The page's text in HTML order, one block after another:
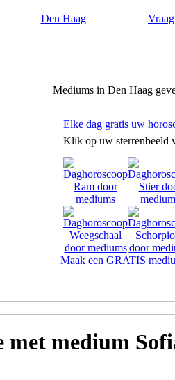
Den Haag
Mediums in Den Haag
Elke dag gratis uw
Klik op uw sterrenbeeld
Maak een GRATIS
met medium